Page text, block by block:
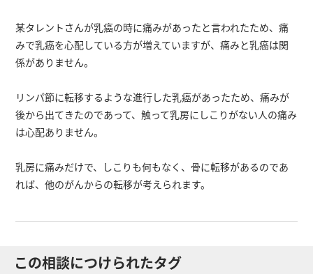
某タレントさんが乳癌の時に痛みがあったと言われたため、痛
みで乳癌を心配している方が増えていますが、痛みと乳癌は関
係がありません。
リンパ節に転移するような進行した乳癌があったため、痛みが
後から出てきたのであって、触って乳房にしこりがない人の痛み
は心配ありません。
乳房に痛みだけで、しこりも何もなく、骨に転移があるのであ
れば、他のがんからの転移が考えられます。
この相談につけられたタグ